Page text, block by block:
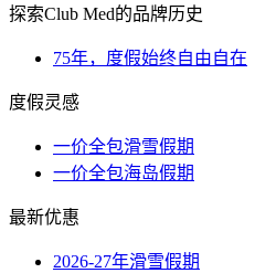
探索Club Med的品牌历史
75年，度假始终自由自在
度假灵感
一价全包滑雪假期
一价全包海岛假期
最新优惠
2026-27年滑雪假期